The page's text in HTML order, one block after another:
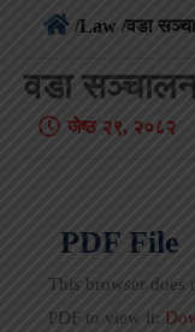
/Law /वडा
वडा
जेष्ठ २९, २०८२
PDF File
This browser does
PDF to view it: